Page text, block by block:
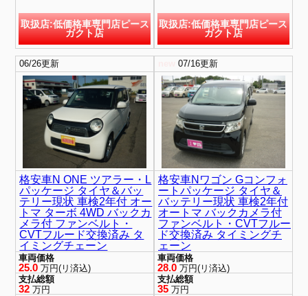
取扱店:低価格車専門店ピース
ガクト店
取扱店:低価格車専門店ピース
ガクト店
06/26更新
格安車N ONE ツアラー・L
パッケージ タイヤ＆バッ
テリー現状 車検2年付 オー
トマ ターボ 4WD バックカ
メラ付 ファンベルト・
CVTフルード交換済み タ
イミングチェーン
車両価格
25.0 万円(リ済込)
支払総額
32 万円
07/16更新
格安車Nワゴン Gコンフォ
ートパッケージ タイヤ＆
バッテリー現状 車検2年付
オートマ バックカメラ付
ファンベルト・CVTフルー
ド交換済み タイミングチ
ェーン
車両価格
28.0万円(リ済込)
支払総額
35万円